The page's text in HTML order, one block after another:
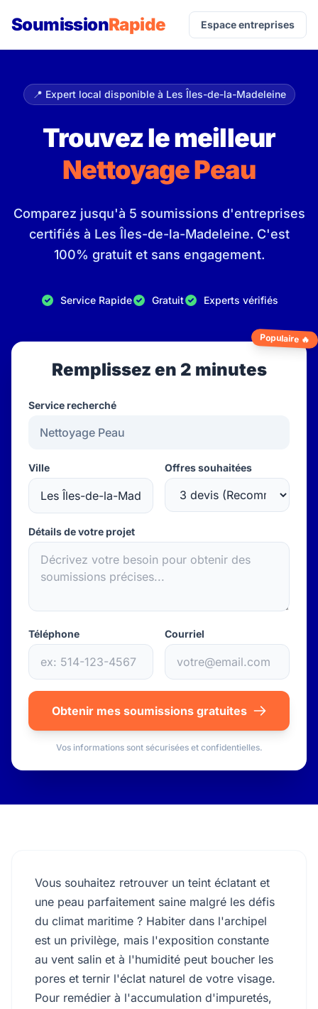
SoumissionRapide Espace entreprises
📍 Expert local disponible à Les Îles-de-la-Madeleine
Trouvez le meilleur
Nettoyage Peau
Comparez jusqu'à 5 soumissions d'entreprises
certifiés à Les Îles-de-la-Madeleine. C'est
100% gratuit et sans engagement.
Service Rapide Gratuit Experts vérifiés
Populaire 🔥
Remplissez en 2 minutes
Service recherché
Ville Offres souhaitées
Détails de votre projet
Téléphone Courriel
Obtenir mes soumissions gratuites
Vos informations sont sécurisées et confidentielles.
Vous souhaitez retrouver un teint éclatant et
une peau parfaitement saine malgré les défis
du climat maritime ? Habiter dans l'archipel
est un privilège, mais l'exposition constante
au vent salin et à l'humidité peut boucher les
pores et ternir l'éclat naturel de votre visage.
Pour remédier à l'accumulation d'impuretés,